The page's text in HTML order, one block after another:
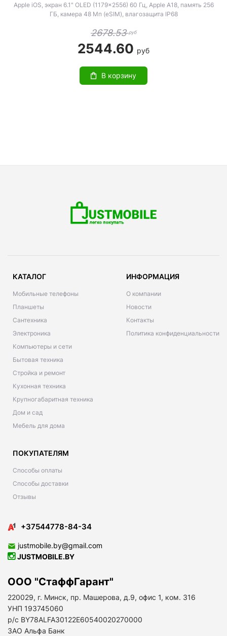
Apple iOS, экран 6.1" OLED (1179x2556) 60 Гц, Apple A18, память 256
ГБ, камера 48 Мп (eSIM), влагозащита IP68
2678.53руб
2544.60 руб
В корзину
КАТАЛОГ
Мобильные телефоны
Планшеты
Сантехника
Электроника
Компьютеры и сети
Бытовая техника
Стройка и ремонт
Кухонная техника
Крупногабаритная техника
Дом и сад
Мебель для дома
ИНФОРМАЦИЯ
О компании
Новости
Контакты
Политика конфиденциальности
ПОКУПАТЕЛЯМ
Способы оплаты
Способы доставки
Отзывы
+37544778-84-34
justmobile.by@gmail.com
JUSTMOBILE.BY
ООО "СтаффГарант"
220029, г. Минск, пр. Машерова, д.9, офис 1, ком. 316
УНП 193745060
р/с BY78ALFA30122E60540020270000
ЗАО Альфа Банк